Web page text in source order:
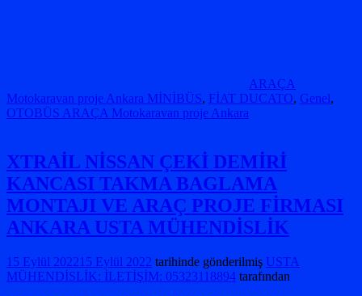
ARAÇA
Motokaravan proje Ankara MİNİBÜS, FİAT DUCATO, Genel,
OTOBÜS ARAÇA Motokaravan proje Ankara
XTRAİL NİSSAN ÇEKİ DEMİRİ
KANCASI TAKMA BAGLAMA
MONTAJI VE ARAÇ PROJE FİRMASI
ANKARA USTA MÜHENDİSLİK
15 Eylül 202215 Eylül 2022 tarihinde gönderilmiş USTA
MÜHENDİSLİK: İLETİŞİM: 05323118894 tarafından